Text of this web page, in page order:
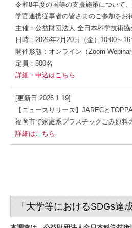
令和8年度の国等の支援施策について
学官連携従事者の皆さまのご参加をお
主催：公益財団法人 全日本科学技術
日時：2026年2月20日（金）10:00～
開催形態：オンライン（Zoom
定員：500名
詳細・申込はこちら
[更新日 2026.1.19]
【ニュースリリース】JARECと
福岡市で家庭系プラスチックごみ原
詳細はこちら
「大学等におけるSDGs達